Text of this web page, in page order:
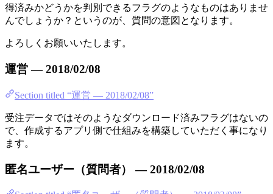
得済みかどうかを判別できるフラグのようなものはありませ
んでしょうか？というのが、質問の意図となります。
よろしくお願いいたします。
運営 — 2018/02/08
Section titled “運営 — 2018/02/08”
受注データではそのようなダウンロード済みフラグはないの
で、作成するアプリ側で仕組みを構築していただく事になり
ます。
匿名ユーザー（質問者） — 2018/02/08